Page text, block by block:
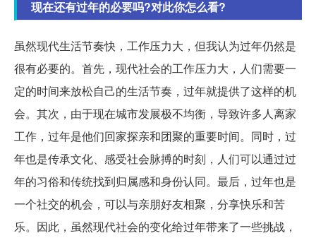
现在还有过年的必要吗?对此你怎么看?
虽然现代生活节奏快，工作压力大，但我认为过年仍然是
很有必要的。首先，现代社会的工作压力大，人们需要一
定的时间来放松自己的生活节奏，过年就提供了这样的机
会。其次，由于现在城市发展极不均衡，导致许多人离家
工作，过年是他们回家探亲和团聚的重要时间。同时，过
年也是传承文化、感受社会脉搏的时刻，人们可以通过过
年的习俗和传统找到归属感和身份认同。最后，过年也是
一个社交的机会，可以与亲朋好友相聚，分享快乐和苦
乐。因此，虽然现代社会的变化给过年带来了一些挑战，